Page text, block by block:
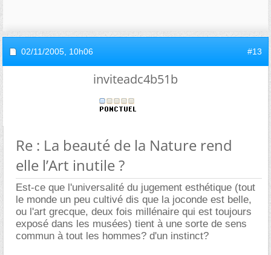
02/11/2005, 10h06 #13
inviteadc4b51b
Re : La beauté de la Nature rend
elle l’Art inutile ?
Est-ce que l'universalité du jugement esthétique (tout
le monde un peu cultivé dis que la joconde est belle,
ou l'art grecque, deux fois millénaire qui est toujours
exposé dans les musées) tient à une sorte de sens
commun à tout les hommes? d'un instinct?